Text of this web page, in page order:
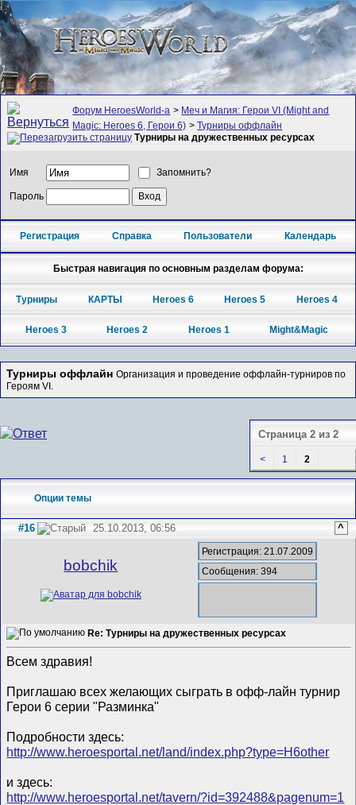
Форум HeroesWorld-а > Меч и Магия: Герои VI (Might and
Magic: Heroes 6, Герои 6) >Турниры оффлайн
Турниры на дружественных ресурсах
Имя Запомнить?
Пароль
Регистрация Справка Пользователи Календарь
Быстрая навигация по основным разделам форума:
Турниры КАРТЫ Heroes 6 Heroes 5 Heroes 4
Heroes 3 Heroes 2 Heroes 1 Might&Magic
Турниры оффлайн Организация и проведение оффлайн-турниров по
Героям VI.
Страница 2 из 2
< 1 2
Опции темы
#16 25.10.2013, 06:56 ^
bobchik
Регистрация: 21.07.2009
Сообщения: 394
Re: Турниры на дружественных ресурсах
Всем здравия!
Приглашаю всех желающих сыграть в офф-лайн турнир
Герои 6 серии "Разминка"
Подробности здесь:
http://www.heroesportal.net/land/index.php?type=H6other
и здесь:
http://www.heroesportal.net/tavern/?id=392488&pagenum=1